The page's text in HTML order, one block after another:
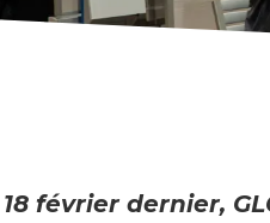
février dernier,